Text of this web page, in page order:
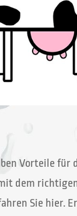
Vorteile für
dem
Sie hier.